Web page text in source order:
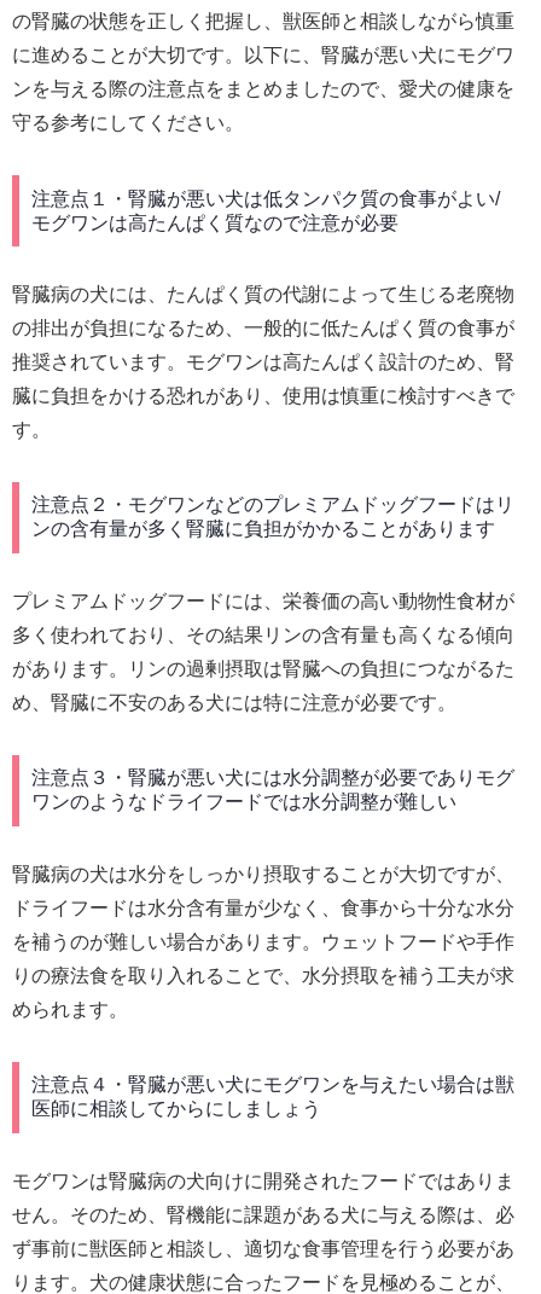
の腎臓の状態を正しく把握し、獣医師と相談しながら慎重
に進めることが大切です。以下に、腎臓が悪い犬にモグワ
ンを与える際の注意点をまとめましたので、愛犬の健康を
守る参考にしてください。
注意点１・腎臓が悪い犬は低タンパク質の食事がよい/
モグワンは高たんぱく質なので注意が必要
腎臓病の犬には、たんぱく質の代謝によって生じる老廃物
の排出が負担になるため、一般的に低たんぱく質の食事が
推奨されています。モグワンは高たんぱく設計のため、腎
臓に負担をかける恐れがあり、使用は慎重に検討すべきで
す。
注意点２・モグワンなどのプレミアムドッグフードはリ
ンの含有量が多く腎臓に負担がかかることがあります
プレミアムドッグフードには、栄養価の高い動物性食材が
多く使われており、その結果リンの含有量も高くなる傾向
があります。リンの過剰摂取は腎臓への負担につながるた
め、腎臓に不安のある犬には特に注意が必要です。
注意点３・腎臓が悪い犬には水分調整が必要でありモグ
ワンのようなドライフードでは水分調整が難しい
腎臓病の犬は水分をしっかり摂取することが大切ですが、
ドライフードは水分含有量が少なく、食事から十分な水分
を補うのが難しい場合があります。ウェットフードや手作
りの療法食を取り入れることで、水分摂取を補う工夫が求
められます。
注意点４・腎臓が悪い犬にモグワンを与えたい場合は獣
医師に相談してからにしましょう
モグワンは腎臓病の犬向けに開発されたフードではありま
せん。そのため、腎機能に課題がある犬に与える際は、必
ず事前に獣医師と相談し、適切な食事管理を行う必要があ
ります。犬の健康状態に合ったフードを見極めることが、